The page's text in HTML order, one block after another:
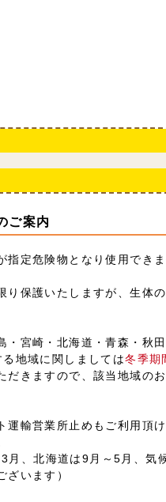
ご案内
指定危険物となり使用でき
り保護いたしますが、生体
・宮崎・北海道・青森・秋
地域に関しましては冬季期
だきますので、該当地域の
輸営業所止めもご利用頂け
月、北海道は9月～5月、気
います）